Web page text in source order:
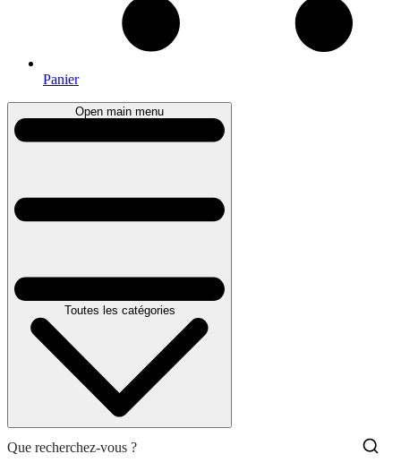
Panier
Open main menu
Toutes les catégories